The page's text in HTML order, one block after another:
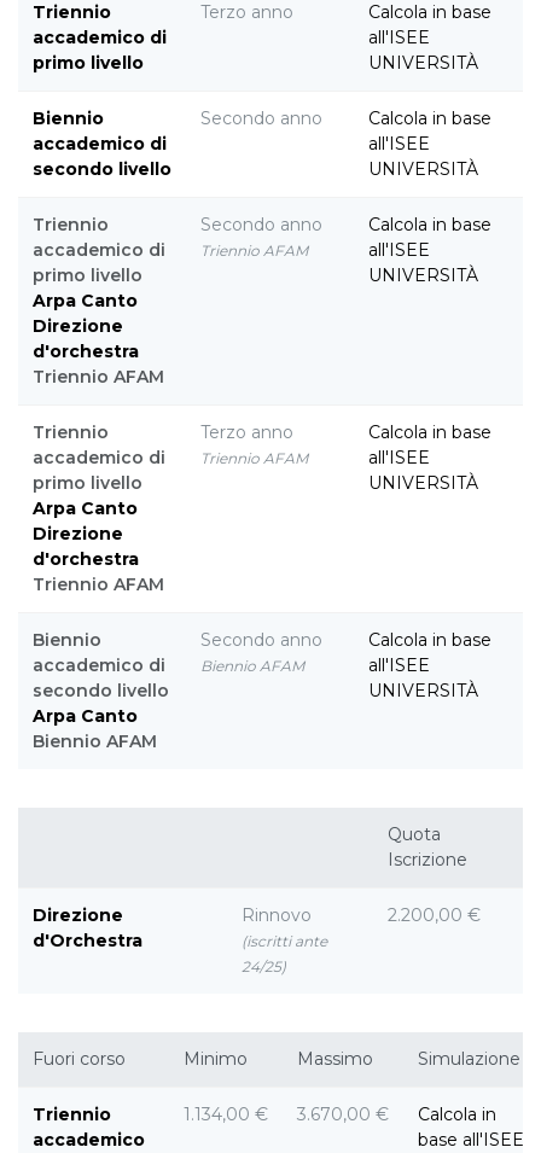
Triennio
accademico di
primo livello
Terzo anno
Calcola in base
all'ISEE
UNIVERSITÀ
Biennio
accademico di
secondo livello
Secondo anno
Calcola in base
all'ISEE
UNIVERSITÀ
Triennio
accademico di
primo livello
Arpa Canto
Direzione
d'orchestra
Triennio AFAM
Secondo anno
Triennio AFAM
Calcola in base
all'ISEE
UNIVERSITÀ
Triennio
accademico di
primo livello
Arpa Canto
Direzione
d'orchestra
Triennio AFAM
Terzo anno
Triennio AFAM
Calcola in base
all'ISEE
UNIVERSITÀ
Biennio
accademico di
secondo livello
Arpa Canto
Biennio AFAM
Secondo anno
Biennio AFAM
Calcola in base
all'ISEE
UNIVERSITÀ
Quota
Iscrizione
Direzione
d'Orchestra
Rinnovo
(iscritti ante
24/25)
2.200,00 €
Fuori corso Minimo Massimo Simulazione
Triennio
accademico
1.134,00 € 3.670,00 €
Calcola in
base all'ISEE